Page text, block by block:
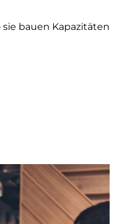
bauen Kapazitäten